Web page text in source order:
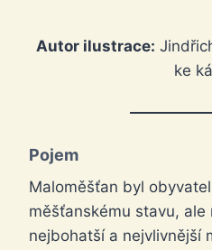
Autor ilustrace:
ke
Pojem
Maloměšťan byl
měšťanskému stavu, ale
nejbohatší a nejvlivnější